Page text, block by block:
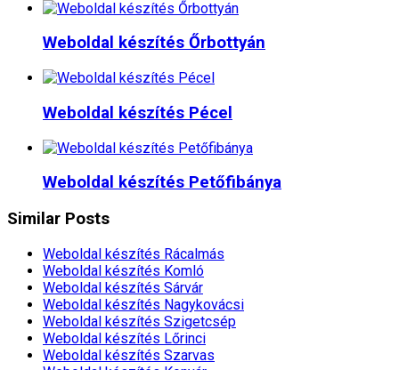
Weboldal készítés​ Őrbottyán
Weboldal készítés​ Pécel
Weboldal készítés​ Petőfibánya
Similar Posts
Weboldal készítés​ Rácalmás
Weboldal készítés​ Komló
Weboldal készítés​ Sárvár
Weboldal készítés​ Nagykovácsi
Weboldal készítés​ Szigetcsép
Weboldal készítés​ Lőrinci
Weboldal készítés​ Szarvas